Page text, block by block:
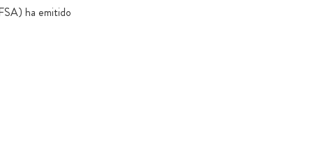
ha emitido